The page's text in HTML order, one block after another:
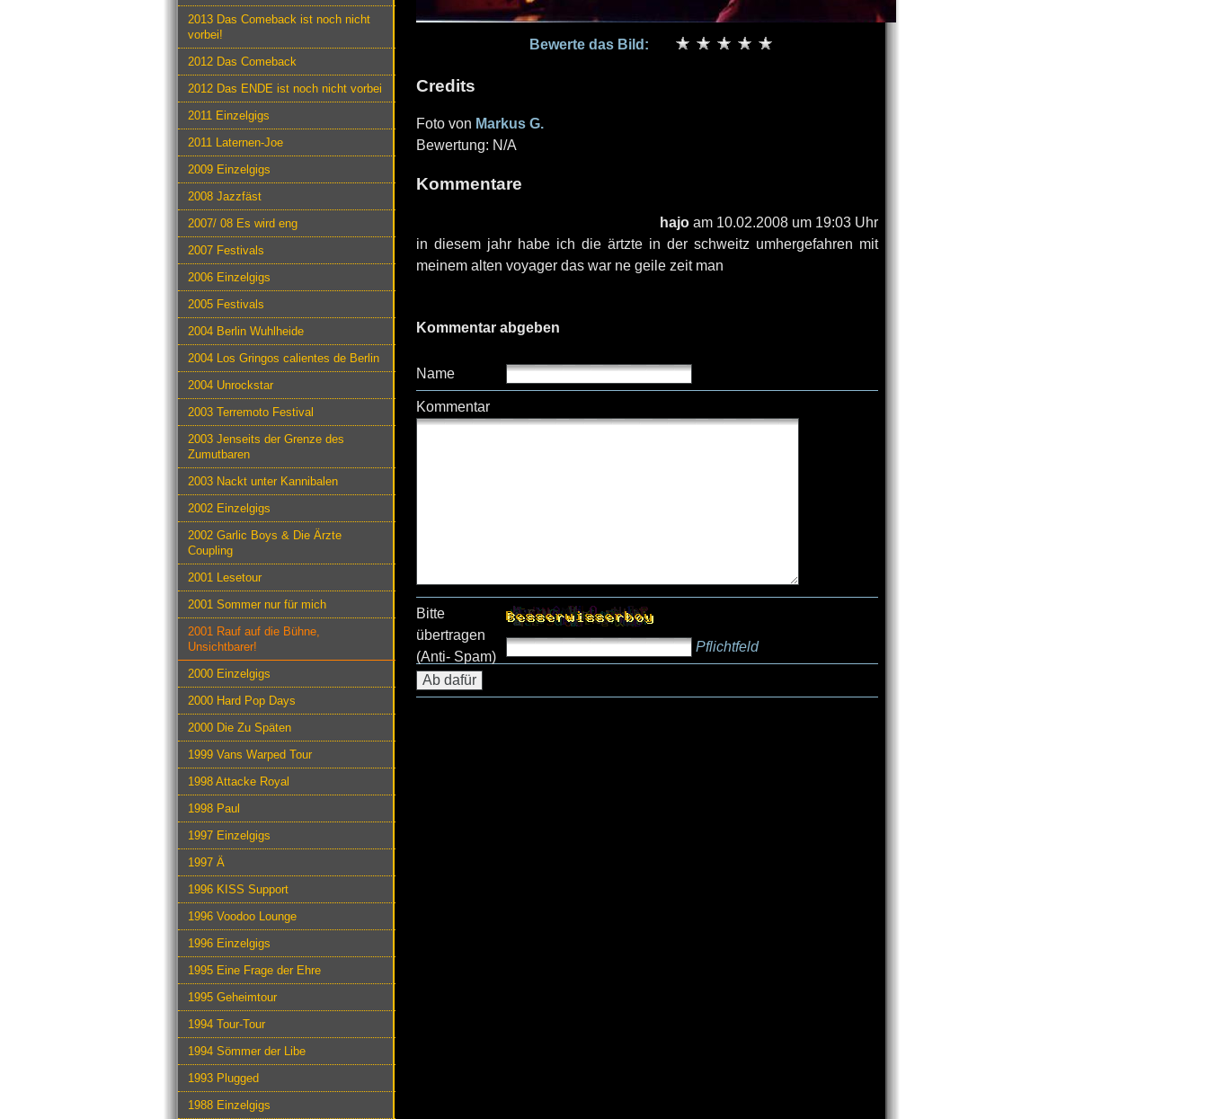
2013 Das Comeback ist noch nicht
vorbei!
2012 Das Comeback
2012 Das ENDE ist noch nicht vorbei
2011 Einzelgigs
2011 Laternen-Joe
2009 Einzelgigs
2008 Jazzfäst
2007/ 08 Es wird eng
2007 Festivals
2006 Einzelgigs
2005 Festivals
2004 Berlin Wuhlheide
2004 Los Gringos calientes de Berlin
2004 Unrockstar
2003 Terremoto Festival
2003 Jenseits der Grenze des
Zumutbaren
2003 Nackt unter Kannibalen
2002 Einzelgigs
2002 Garlic Boys & Die Ärzte
Coupling
2001 Lesetour
2001 Sommer nur für mich
2001 Rauf auf die Bühne,
Unsichtbarer!
2000 Einzelgigs
2000 Hard Pop Days
2000 Die Zu Späten
1999 Vans Warped Tour
1998 Attacke Royal
1998 Paul
1997 Einzelgigs
1997 Ä
1996 KISS Support
1996 Voodoo Lounge
1996 Einzelgigs
1995 Eine Frage der Ehre
1995 Geheimtour
1994 Tour-Tour
1994 Sömmer der Libe
1993 Plugged
1988 Einzelgigs
Bewerte das Bild:
Credits
Foto von Markus G.
Bewertung: N/A
Kommentare
hajo am 10.02.2008 um 19:03 Uhr
in diesem jahr habe ich die ärtzte in der schweitz umhergefahren mit
meinem alten voyager das war ne geile zeit man
Kommentar abgeben
Name
Kommentar
Bitte
übertragen
(Anti- Spam)
Pflichtfeld